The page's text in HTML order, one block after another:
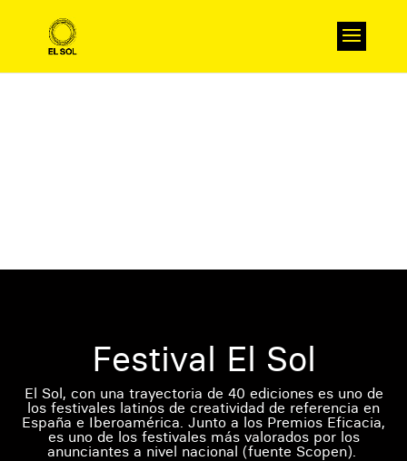
Festival El Sol
El Sol, con una trayectoria de 40 ediciones es uno de
los festivales latinos de creatividad de referencia en
España e Iberoamérica. Junto a los Premios Eficacia,
es uno de los festivales más valorados por los
anunciantes a nivel nacional (fuente Scopen).